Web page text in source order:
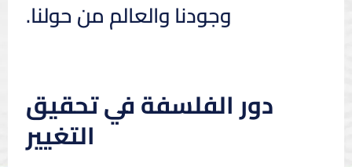
وجودنا والعالم من حولنا.
دور الفلسفة في تحقيق
التغيير